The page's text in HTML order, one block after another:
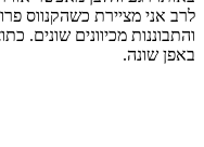
לרב אני מציירת כשהקנווס
והתבוננות מכיוונים שונים.
באפן שונה.